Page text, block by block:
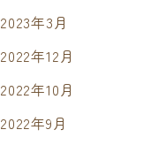
2023年3月
2022年12月
2022年10月
2022年9月